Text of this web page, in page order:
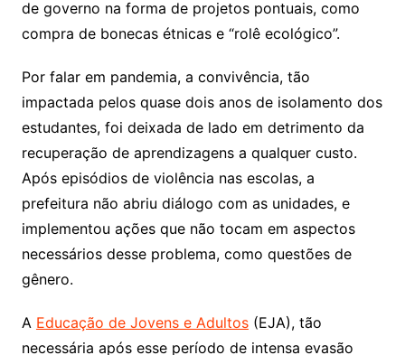
de governo na forma de projetos pontuais, como
compra de bonecas étnicas e “rolê ecológico”.
Por falar em pandemia, a convivência, tão
impactada pelos quase dois anos de isolamento dos
estudantes, foi deixada de lado em detrimento da
recuperação de aprendizagens a qualquer custo.
Após episódios de violência nas escolas, a
prefeitura não abriu diálogo com as unidades, e
implementou ações que não tocam em aspectos
necessários desse problema, como questões de
gênero.
A Educação de Jovens e Adultos(EJA), tão
necessária após esse período de intensa evasão